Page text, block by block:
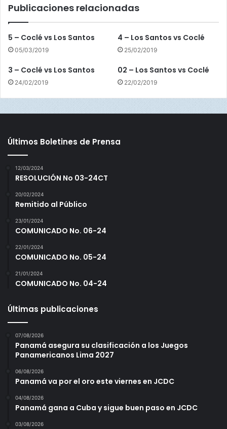
u
t
a
n
c
!
Publicaciones relacionadas
5 – Coclé vs Los Santos
05/03/2019
4 – Los Santos vs Coclé
25/02/2019
3 – Coclé vs Los Santos
24/02/2019
02 – Los Santos vs Coclé
22/02/2019
Últimos Boletines de Prensa
12/03/2024
RESOLUCIÓN No 03-24CT
20/02/2024
Remitido al Público
23/01/2024
COMUNICADO No. 06-24
22/01/2024
COMUNICADO No. 05-24
21/01/2024
COMUNICADO No. 04-24
Últimas publicaciones
07/08/2026
Panamá asegura su clasificación a los Juegos
Panamericanos Lima 2027
06/08/2026
Panamá va por el oro este viernes en JCDC
04/08/2026
Panamá gana a Cuba y sigue buen paso en JCDC
03/08/2026